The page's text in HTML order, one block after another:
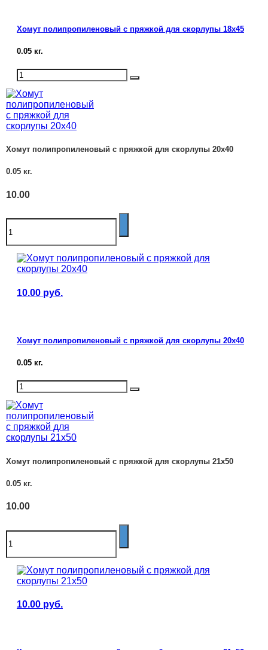
Хомут полипропиленовый с пряжкой для скорлупы 18х45
0.05 кг.
Хомут полипропиленовый с пряжкой для скорлупы 20х40
0.05 кг.
10.00
10.00 руб.
Хомут полипропиленовый с пряжкой для скорлупы 20х40
0.05 кг.
Хомут полипропиленовый с пряжкой для скорлупы 21х50
0.05 кг.
10.00
10.00 руб.